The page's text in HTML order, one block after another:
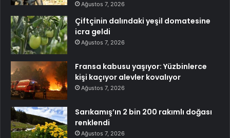
Ağustos 7, 2026
Çiftçinin dalındaki yeşil domatesine
icra geldi
Ağustos 7, 2026
Fransa kabusu yaşıyor: Yüzbinlerce
kişi kaçıyor alevler kovalıyor
Ağustos 7, 2026
Sarıkamış’ın 2 bin 200 rakımlı doğası
renklendi
Ağustos 7, 2026